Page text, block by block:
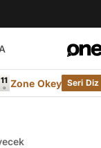
Zone Okey Seri Diz